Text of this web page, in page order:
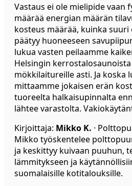
Vastaus ei ole mielipide vaan
määrää energian määrän
kosteus määrää, kuinka suuri
päätyy huoneeseen
lukua vasten peilaamme
Helsingin kerrostalosaunoista
mökkilaitureille asti. Ja koska
mittaamme jokaisen erän
tuoreelta halkaisupinnalta
lähtee varastolta.
Kirjoittaja: Mikko K. ·
Mikko työskentelee
ja keskittyy kuivaan puuhun,
lämmitykseen ja
suomalaisille kotitalouksille.